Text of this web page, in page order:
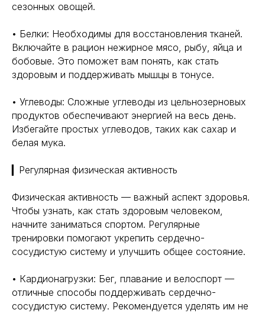
сезонных овощей.
• Белки: Необходимы для восстановления тканей.
Включайте в рацион нежирное мясо, рыбу, яйца и
бобовые. Это поможет вам понять, как стать
здоровым и поддерживать мышцы в тонусе.
• Углеводы: Сложные углеводы из цельнозерновых
продуктов обеспечивают энергией на весь день.
Избегайте простых углеводов, таких как сахар и
белая мука.
▎Регулярная физическая активность
Физическая активность — важный аспект здоровья.
Чтобы узнать, как стать здоровым человеком,
начните заниматься спортом. Регулярные
тренировки помогают укрепить сердечно-
сосудистую систему и улучшить общее состояние.
• Кардионагрузки: Бег, плавание и велоспорт —
отличные способы поддерживать сердечно-
сосудистую систему. Рекомендуется уделять им не